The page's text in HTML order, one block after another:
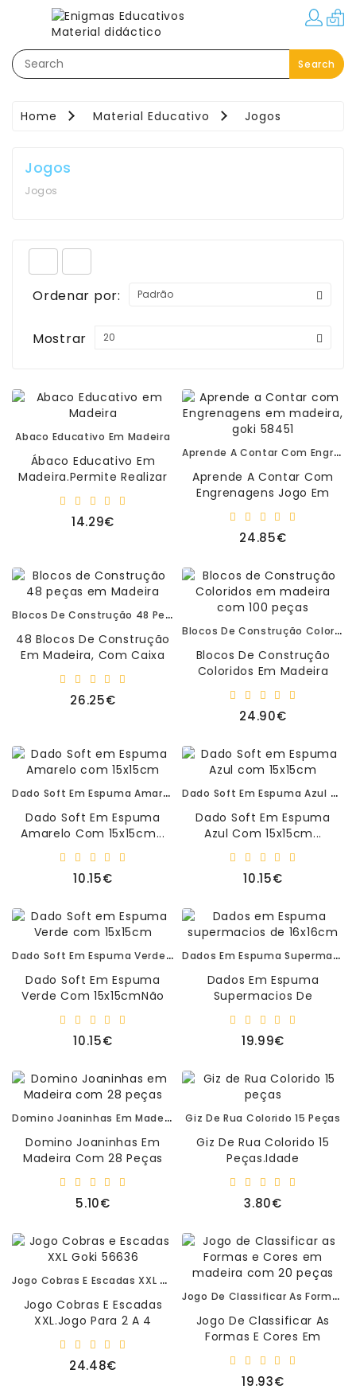
Search
Categorias
Festas–
Áreas
-
Exterior
Ciência
Robótica
Material
Escolar
Manualidades
De
Sala
Sacos
-
T-
–
Aventais
Livros
-
Leitura
Primeiras
Descobertas
Home Material Educativo Jogos
Jogos
Jogos
Ordenar por:
Mostrar
Abaco Educativo Em Madeira
Ábaco Educativo Em
Madeira.Permite Realizar
Adição, Subtração, Maior
Que E Menor ..
14.29€
Aprende A Contar Com Engrenagens Em Madeira, Goki 58451
Aprende A Contar Com
Engrenagens Jogo Em
Números E Rodas
Dentadas De Cores Do
24.85€
Blocos De Construção 48 Peças Em Madeira
48 Blocos De Construção
Em Madeira, Com Caixa
26,5x20,5x3,5cm, Sem
Tampa.48 Blocos De..
26.25€
Blocos De Construção Coloridos Em Madeira Com 100 Peças
Blocos De Construção
Coloridos Em Madeira
Recomendada: 3+..
24.90€
Dado Soft Em Espuma Amarelo Com 15x15cm
Dado Soft Em Espuma
Amarelo Com 15x15cm...
10.15€
Dado Soft Em Espuma Azul Com 15x15cm
Dado Soft Em Espuma
Azul Com 15x15cm...
10.15€
Dado Soft Em Espuma Verde Com 15x15cm
Dado Soft Em Espuma
Verde Com 15x15cmNão
10.15€
Dados Em Espuma Supermacios De 16x16cm
Dados Em Espuma
Supermacios De
Dados Em Espuma
Supermacios, Ideal Para
19.99€
Domino Joaninhas Em Madeira Com 28 Peças
Domino Joaninhas Em
Madeira Com 28 Peças
Dimensões: 5,8x2,8cm Das
Peças...
5.10€
Giz De Rua Colorido 15 Peças
Giz De Rua Colorido 15
Peças.Idade
3.80€
Jogo Cobras E Escadas XXL Goki 56636
Jogo Cobras E Escadas
XXL.Jogo Para 2 A 4
Em Cartão (caixa)4
Pinos.1 Dado. I..
24.48€
Jogo De Classificar As Formas E Cores Em Madeira Com 20 Peças
Jogo De Classificar As
Formas E Cores Em
Peças.Idade
Recomendada:
19.93€